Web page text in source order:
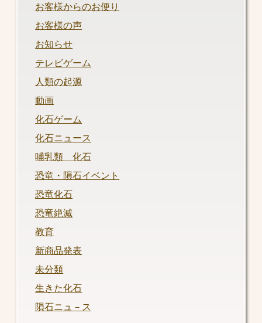
お客様からのお便り
お客様の声
お知らせ
テレビゲーム
人類の起源
動画
化石ゲーム
化石ニュース
哺乳類 化石
恐竜・隕石イベント
恐竜化石
恐竜絶滅
教育
新商品発表
未分類
生きた化石
隕石ニュ－ス